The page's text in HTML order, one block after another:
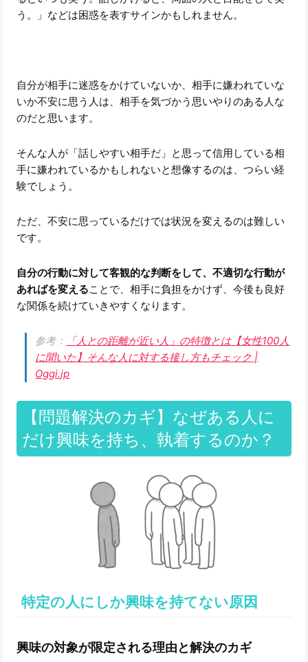
う。」などは困惑を表すサインかもしれません。
自分が相手に迷惑をかけていないか、相手に嫌われていな
いか不安に思う人は、相手を気づかう思いやりのある人な
のだと思います。
そんな人が「話しやすい相手だ」と思って信用している相
手に嫌われているかもしれないと想像するのは、つらい経
験でしょう。
ただ、不安に思っているだけでは状況を変えるのは難しい
です。
自分の行動に対して客観的な判断をして、不適切な行動が
あればを変えることで、相手に負担をかけず、今後も良好
な関係を続けていきやすくなります。
参考：
「人との距離が近い人」の特徴とは【女性100人
に聞いた】そんな人に対する接し方もチェック |
Oggi.jp
【問題解決のカギ】なぜある人に
だけ興味を持ち、執着するのか？
特定の人にしか興味を持てない原因
興味の対象が限定される理由と解決のカギ